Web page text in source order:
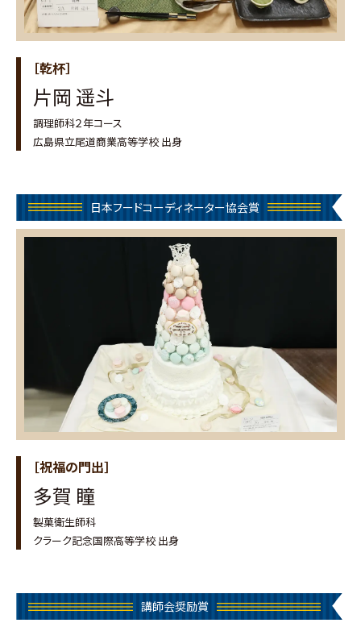
［乾杯］
片岡 遥斗
調理師科２年コース
広島県立尾道商業高等学校 出身
日本フードコーディネーター協会賞
［祝福の門出］
多賀 瞳
製菓衛生師科
クラーク記念国際高等学校 出身
講師会奨励賞